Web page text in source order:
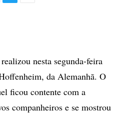
nesta segunda-feira
da Alemanhã. O
ficou contente com a
companheiros e se mostrou